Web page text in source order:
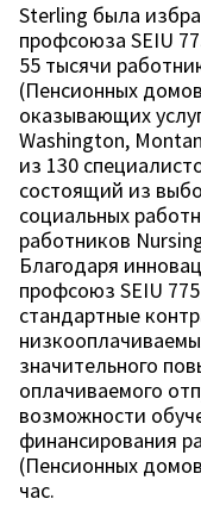
Sterling была
профсоюза SEIU
55 тысячи
(Пенсионных
оказывающих
Washington,
из 130
состоящий из
социальных
работников
Благодаря
профсоюз SEIU
стандартные
значительного
оплачиваемого
возможности
финансирования
(Пенсионных
час.